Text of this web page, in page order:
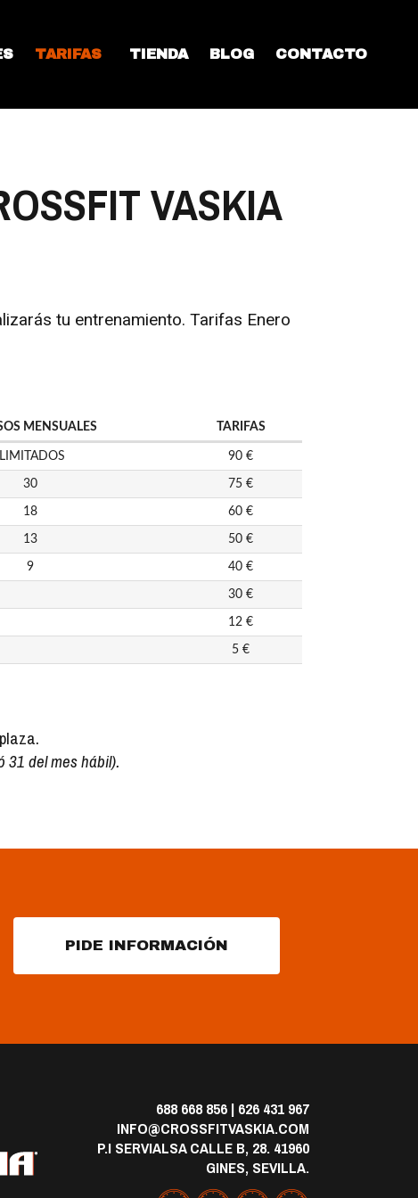
TARIFAS TIENDA BLOG CONTACTO
VASKIA
tu entrenamiento. Tarifas Enero
MENSUALES TARIFAS
ILIMITADOS 90 €
30 75 €
18 60 €
13 50 €
9 40 €
30 €
12 €
5 €
31 del mes hábil).
PIDE INFORMACIÓN
688 668 856 | 626 431 967
INFO@CROSSFITVASKIA.COM
P.I SERVIALSA CALLE B, 28. 41960
GINES, SEVILLA.